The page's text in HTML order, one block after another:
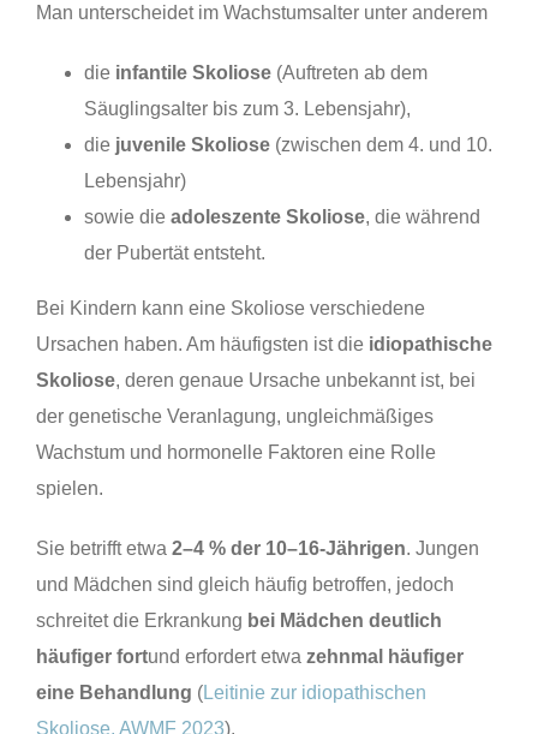
Man unterscheidet im Wachstumsalter unter anderem
die infantile Skoliose (Auftreten ab dem
Säuglingsalter bis zum 3. Lebensjahr),
die juvenile Skoliose (zwischen dem 4. und 10.
Lebensjahr)
sowie die adoleszente Skoliose, die während
der Pubertät entsteht.
Bei Kindern kann eine Skoliose verschiedene
Ursachen haben. Am häufigsten ist die idiopathische
Skoliose, deren genaue Ursache unbekannt ist, bei
der genetische Veranlagung, ungleichmäßiges
Wachstum und hormonelle Faktoren eine Rolle
spielen.
Sie betrifft etwa 2–4 % der 10–16-Jährigen. Jungen
und Mädchen sind gleich häufig betroffen, jedoch
schreitet die Erkrankung bei Mädchen deutlich
häufiger fortund erfordert etwa zehnmal häufiger
eine Behandlung (Leitinie zur idiopathischen
Skoliose, AWMF 2023).